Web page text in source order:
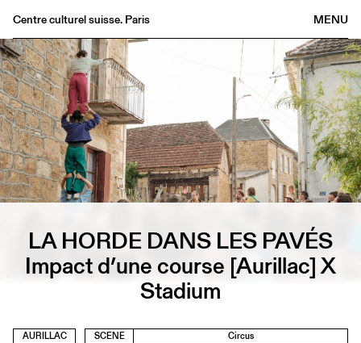
MENU
Centre culturel suisse. Paris
Agenda
Bookshop
Buvette
Archives
Medias
Publications
About
/ EN
LA HORDE DANS LES PAVÉS
Impact d’une course [Aurillac] X
Stadium
AURILLAC SCENE Circus